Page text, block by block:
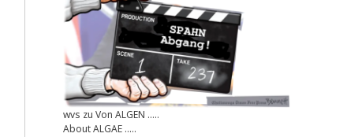
wvs zu Von ALGEN .....
About ALGAE .....